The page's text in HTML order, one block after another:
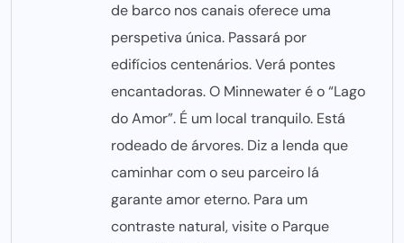
de barco nos canais oferece uma
perspetiva única. Passará por
edifícios centenários. Verá pontes
encantadoras. O Minnewater é o “Lago
do Amor”. É um local tranquilo. Está
rodeado de árvores. Diz a lenda que
caminhar com o seu parceiro lá
garante amor eterno. Para um
contraste natural, visite o Parque